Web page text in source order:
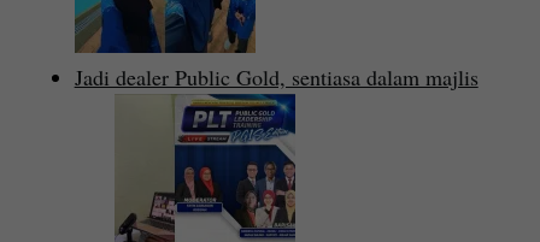
Jadi dealer Public Gold, sentiasa dalam majlis